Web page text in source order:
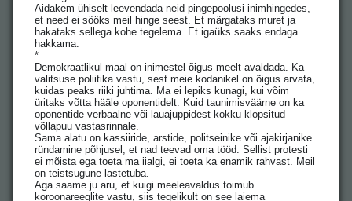
Aidakem ühiselt leevendada neid pingepoolusi inimhingedes,
et need ei sööks meil hinge seest. Et märgataks muret ja
hakataks sellega kohe tegelema. Et igaüks saaks endaga
hakkama.
*
Demokraatlikul maal on inimestel õigus meelt avaldada. Ka
valitsuse poliitika vastu, sest meie kodanikel on õigus arvata,
kuidas peaks riiki juhtima. Ma ei lepiks kunagi, kui võim
üritaks võtta hääle oponentidelt. Kuid taunimisväärne on ka
oponentide verbaalne või lauajuppidest kokku klopsitud
võllapuu vastasrinnale.
Sama alatu on kassiiride, arstide, politseinike või ajakirjanike
ründamine põhjusel, et nad teevad oma tööd. Sellist protesti
ei mõista ega toeta ma iialgi, ei toeta ka enamik rahvast. Meil
on teistsugune lastetuba.
Aga saame ju aru, et kuigi meeleavaldus toimub
koroonareeglite vastu, siis tegelikult on see laiema